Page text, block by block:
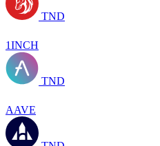
TND
1INCH
TND
AAVE